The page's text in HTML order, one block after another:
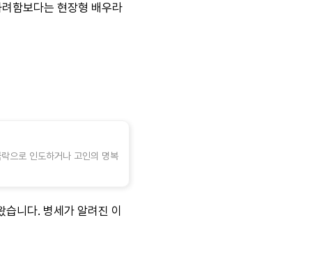
함보다는 현장형 배우라
으로 인도하거나 고인의 명복
니다. 병세가 알려진 이